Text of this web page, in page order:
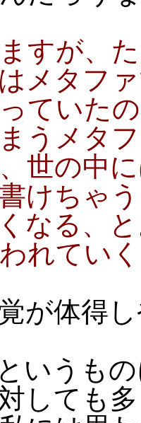
すが、
メタフ
ていた
うメタ
世の中
けちゃ
なる、
れてい
が体得
いうも
しても